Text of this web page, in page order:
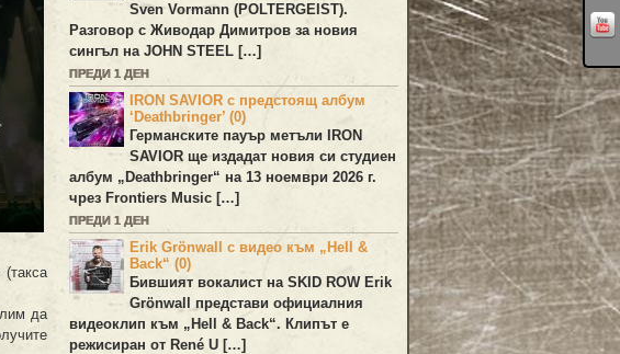
да
Sven Vormann (POLTERGEIST).
Разговор с Живодар Димитров за новия
сингъл на JOHN STEEL […]
ПРЕДИ 1 ДЕН
IRON SAVIOR с предстоящ албум
‘Deathbringer’ (0)
Германските пауър метъли
IRON
SAVIOR ще издадат новия си студиен
албум „ Deathbringer“ на 13 ноември 2026 г.
чрез Frontiers Music […]
ПРЕДИ 1 ДЕН
Erik Grönwall с видео към „Hell &
Back“ (0)
Бившият вокалист на SKID ROW Erik
Grönwall
представи официалния
видеоклип към „Hell & Back“. Клипът е
режисиран от René U […]